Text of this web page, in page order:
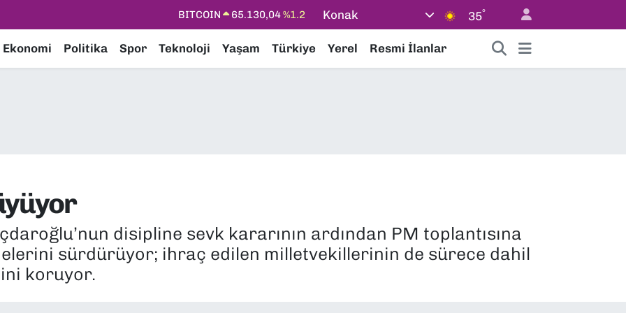
DOLAR 47,7106%0.17
EURO
55,1652%0.27
STERLİN
64,4046%0.35
Konak 35°
Ekonomi Politika Spor Teknoloji Yaşam Türkiye Yerel Resmi İlanlar
disipline sevk kararının ardından PM toplantısına
sürdürüyor; ihraç edilen milletvekillerinin de sürece dahil
koruyor.